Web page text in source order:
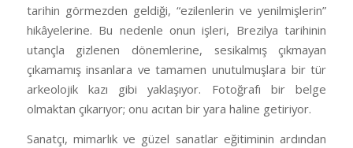
tarihin görmezden geldiği, “ezilenlerin ve yenilmişlerin”
hikâyelerine. Bu nedenle onun işleri, Brezilya tarihinin
utançla gizlenen dönemlerine, sesikalmış çıkmayan
çıkamamış insanlara ve tamamen unutulmuşlara bir tür
arkeolojik kazı gibi yaklaşıyor. Fotoğrafı bir belge
olmaktan çıkarıyor; onu acıtan bir yara haline getiriyor.
Sanatçı, mimarlık ve güzel sanatlar eğitiminin ardından